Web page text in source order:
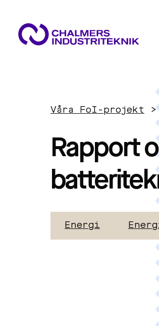
OM OSS
JOBBA HOS OSS
Våra FoI-projekt
Rapport
Energi